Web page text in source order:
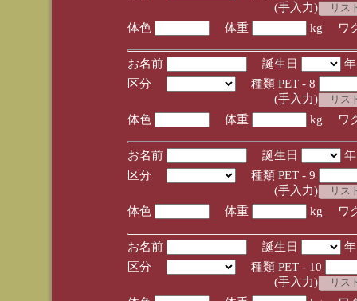
(手入力)
体色
体重 kg ワ
お名前 誕生日
区分
種類 PET - 8
(手入力)
体色
体重 kg ワ
お名前 誕生日
区分
種類 PET - 9
(手入力)
体色
体重 kg ワ
お名前 誕生日
区分
種類 PET - 10
(手入力)